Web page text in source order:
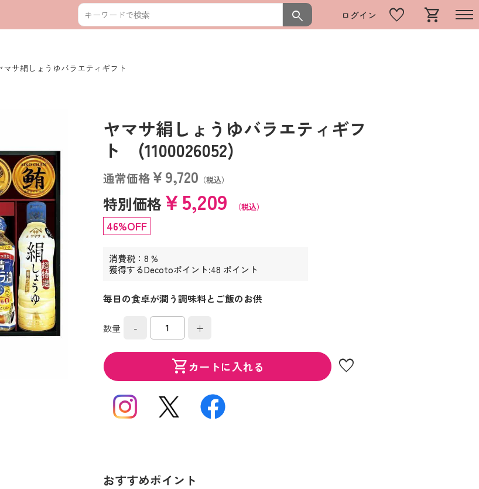
search ログイン favorite shopping_cart
マサ絹しょうゆバラエティギフト
ヤマサ絹しょうゆバラエティギフ
ト (1100026052)
通常価格￥9,720 （税込）
特別価格￥5,209 （税込）
46%OFF
消費税：8 %
獲得するDecotoポイント:48 ポイント
毎日の食卓が潤う調味料とご飯のお供
数量 - +
shopping_cartカートに入れる favorite
おすすめポイント